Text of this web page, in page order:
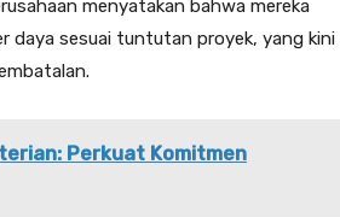
menyatakan bahwa mereka
daya sesuai tuntutan proyek, yang kini
Perkuat Komitmen